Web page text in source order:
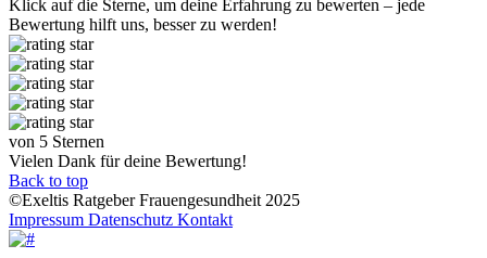
Klick auf die Sterne, um deine Erfahrung zu bewerten – jede
Bewertung hilft uns, besser zu werden!
von 5 Sternen
Vielen Dank für deine Bewertung!
Back to top
©Exeltis Ratgeber Frauengesundheit 2025
Impressum Datenschutz Kontakt